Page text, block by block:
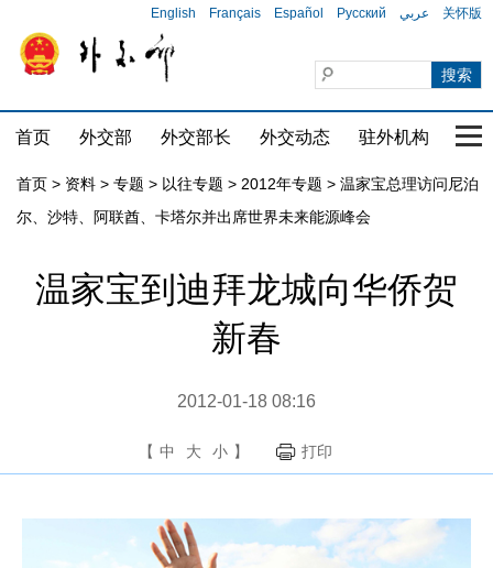
English Français Español Русский عربي 关怀版
首页 外交部 外交部长 外交动态 驻外机构 国
首页 > 资料 > 专题 > 以往专题 > 2012年专题 > 温家宝总理访问尼泊
尔、沙特、阿联酋、卡塔尔并出席世界未来能源峰会
温家宝到迪拜龙城向华侨贺
新春
2012-01-18 08:16
【 中 大 小 】 打印